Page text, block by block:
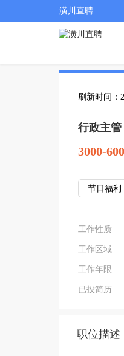
潢川直聘
刷新时间：
行政主管
3000-
节日福利
工作性质
工作区域
工作年限
已投简历
职位描述